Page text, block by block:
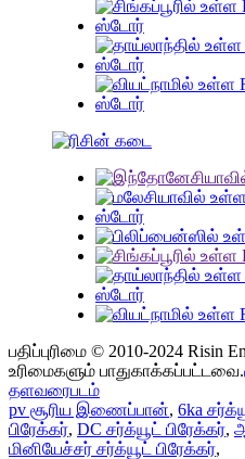
பதிப்புரிமை © 2010-2024
உரிமைகளும் பாதுகாக்கப்பட்டவை.
தளவரைபடம்
pv சூரிய இணைப்பான், 6ka
பிரேக்கர், DC சர்க்யூட் பிரேக்கர்,
மினியேச்சர் சர்க்யூட் பிரேக்கர்,